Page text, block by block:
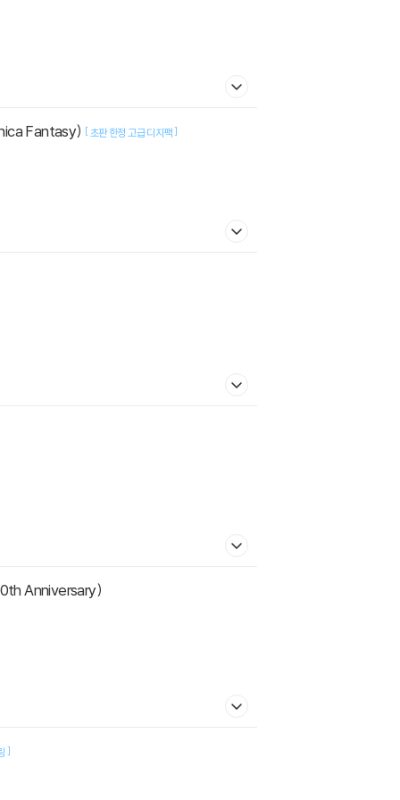
Fantasy) [ 초판 한정 고급 디지팩]
Anniversary)
]